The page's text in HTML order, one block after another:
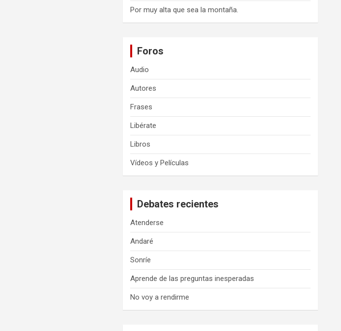
Por muy alta que sea la montaña.
Foros
Audio
Autores
Frases
Libérate
Libros
Vídeos y Películas
Debates recientes
Atenderse
Andaré
Sonríe
Aprende de las preguntas inesperadas
No voy a rendirme